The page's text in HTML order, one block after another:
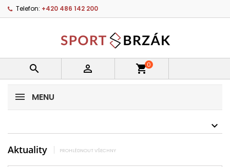
Telefon: +420 486 142 200
  shopping_cart0
MENU
Aktuality PROHLÉDNOUT VŠECHNY